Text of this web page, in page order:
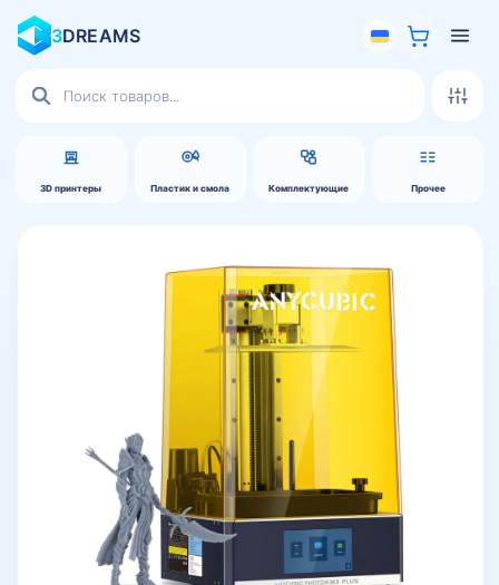
3DREAMS
3D принтеры Пластик и смола Комплектующие Прочее
товаров